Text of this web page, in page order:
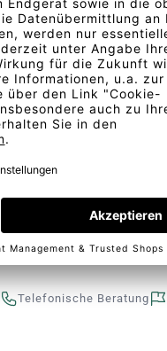
Telefonische Beratung